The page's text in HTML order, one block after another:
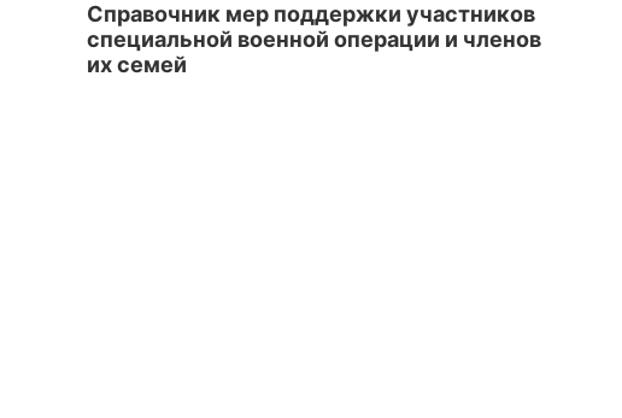
Справочник мер поддержки участников
специальной военной операции и членов
их семей